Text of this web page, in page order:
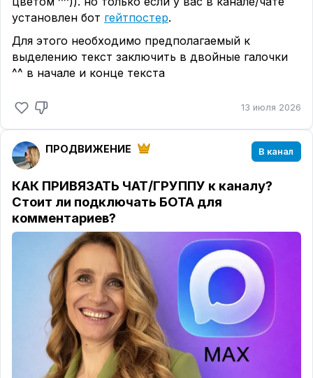
установлен бот гейтпостер.
Для этого необходимо предполагаемый к
выделению текст заключить в двойные галочки
^^ в начале и конце текста
13 июля 2026
ПРОДВИЖЕНИЕ В канал
КАК ПРИВЯЗАТЬ ЧАТ/ГРУППУ к каналу?
Стоит ли подключать БОТА для
комментариев?